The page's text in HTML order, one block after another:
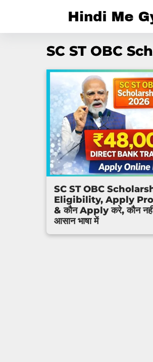
content
SC ST OBC
SC ST OBC
Eligibility, Apply
& कौन Apply करे, कौन नहीं
आसान भाषा में